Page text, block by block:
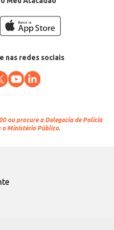
nas redes sociais
ou procure a Delegacia de Polícia
o Ministério Público.